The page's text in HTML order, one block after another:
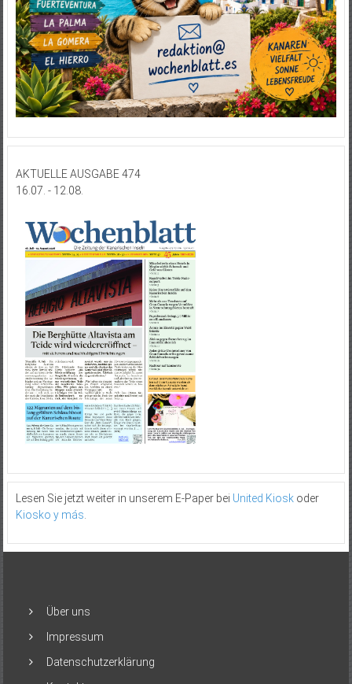
AKTUELLE AUSGABE 474
16.07. - 12.08.
Lesen Sie jetzt weiter in unserem E-Paper bei United Kioskoder
Kiosko y más
Über uns
Impressum
Datenschutzerklärung